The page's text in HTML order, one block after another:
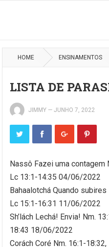
HOME ENSINAMENTOS
LISTA DE
JIMMY —JUNHO 7, 2022
Nassô Fazei uma contagem
Lc 13:1-14:35 04/06/2022
Bahaalotchá Quando
Lc 15:1-16:31 11/06/2022
Sh’lách Lechá! Envia! Nm.
18:43 18/06/2022
Corách Coré Nm. 16:1-